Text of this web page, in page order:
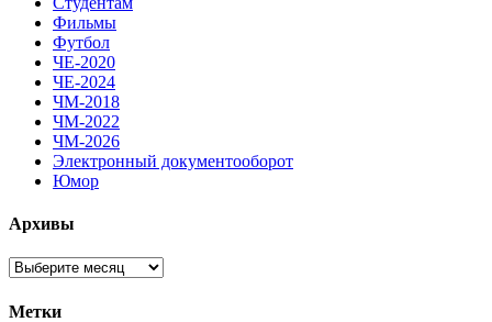
Фильмы
Футбол
ЧЕ-2020
ЧЕ-2024
ЧМ-2018
ЧМ-2022
ЧМ-2026
Электронный документооборот
Юмор
Архивы
Архивы
Метки